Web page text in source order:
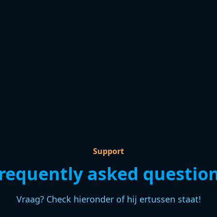
Support
asked
Vraag? Check hieronder of hij ertussen staat!